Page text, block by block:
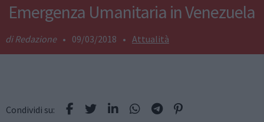
Emergenza Umanitaria in Venezuela
Redazione • 09/03/2018 • Attualità
Condividi su: